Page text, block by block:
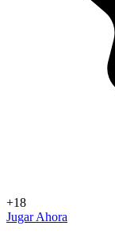
+18
Jugar Ahora